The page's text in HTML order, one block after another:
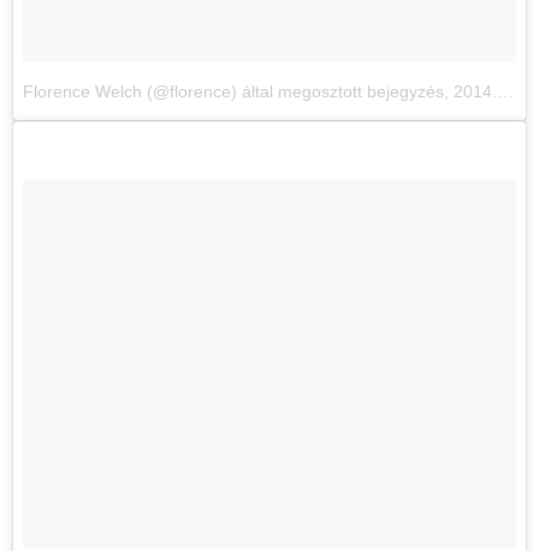
Florence Welch (@florence) által megosztott bejegyzés 2014. Okt 30., 12:37 PDT